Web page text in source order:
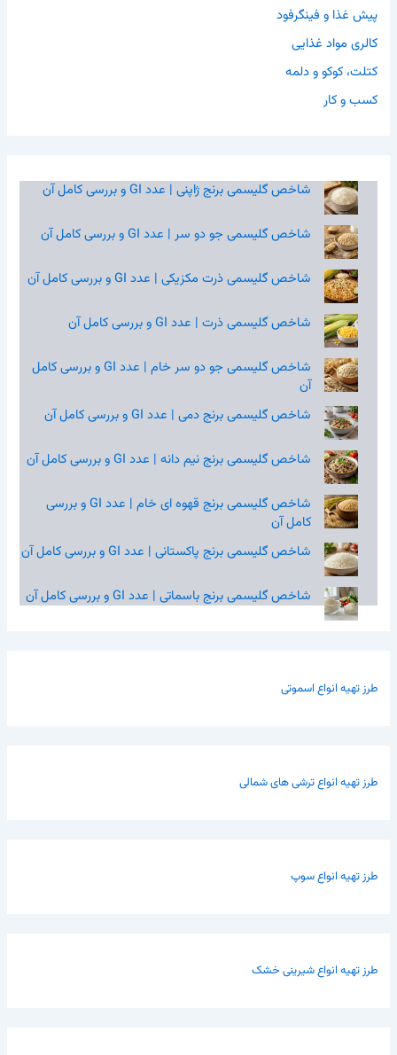
پیش غذا و فینگرفود
کالری مواد غذایی
کتلت، کوکو و دلمه
کسب و کار
شاخص گلیسمی برنج ژاپنی | عدد GI و بررسی کامل آن
شاخص گلیسمی جو دو سر | عدد GI و بررسی کامل آن
شاخص گلیسمی ذرت مکزیکی | عدد GI و بررسی کامل آن
شاخص گلیسمی ذرت | عدد GI و بررسی کامل آن
شاخص گلیسمی جو دو سر خام | عدد GI و بررسی کامل
آن
شاخص گلیسمی برنج دمی | عدد GI و بررسی کامل آن
شاخص گلیسمی برنج نیم‌ دانه | عدد GI و بررسی کامل آن
شاخص گلیسمی برنج قهوه‌ ای خام | عدد GI و بررسی
کامل آن
شاخص گلیسمی برنج پاکستانی | عدد GI و بررسی کامل آن
شاخص گلیسمی برنج باسماتی | عدد GI و بررسی کامل آن
طرز تهیه انواع اسموتی
طرز تهیه انواع ترشی های شمالی
طرز تهیه انواع سوپ
طرز تهیه انواع شیرینی خشک